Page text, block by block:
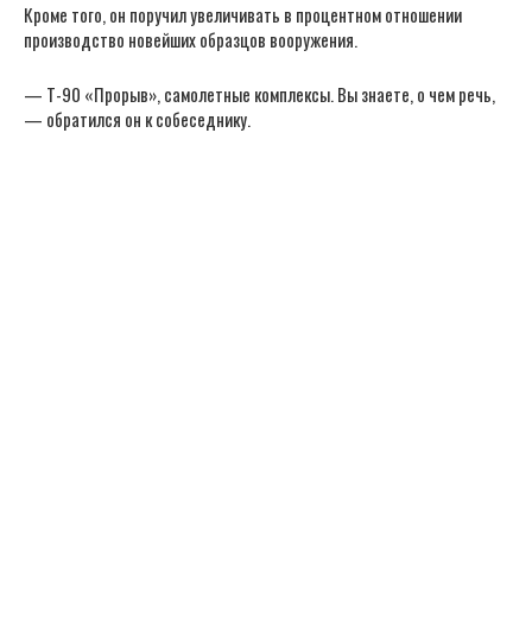
Кроме того, он поручил увеличивать в процентном отношении
производство новейших образцов вооружения.
— Т-90 «Прорыв», самолетные комплексы. Вы знаете, о чем речь,
— обратился он к собеседнику.